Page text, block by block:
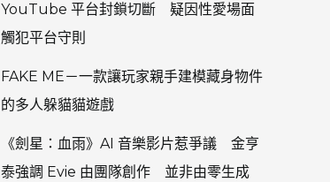
YouTube 平台封鎖切斷 疑因性愛場面
觸犯平台守則
FAKE ME－一款讓玩家親手建模藏身物件
的多人躲貓貓遊戲
《劍星：血雨》AI 音樂影片惹爭議 金亨
泰強調 Evie 由團隊創作 並非由零生成